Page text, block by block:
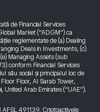
de Financial Services
Market (“ADGM”) ca
reglementate de (a) Dealing
Deals in Investments, (c)
Managing Assets (sub
conform Financial Services
său social și principalul loc de
Floor, Al Sarab Tower,
Arab Emirates (“UAE”).
491139. Criptoactivele